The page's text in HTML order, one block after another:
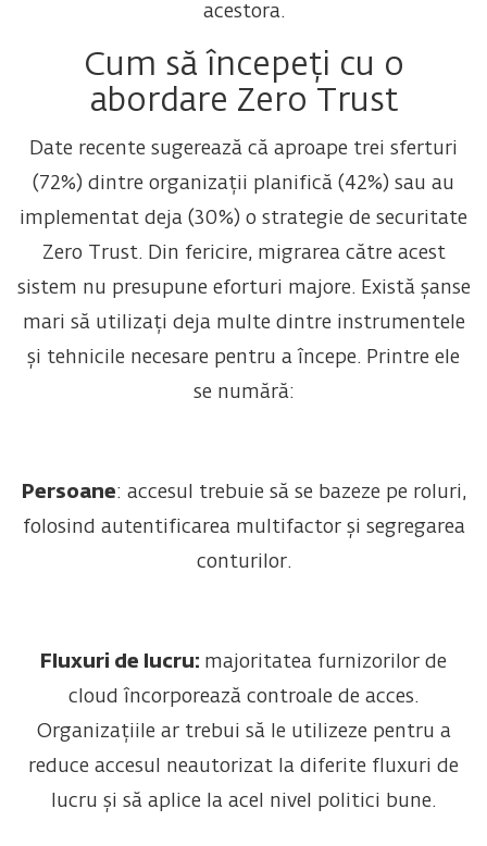
acestora.
Cum să începeți cu o
abordare Zero Trust
Date recente sugerează că aproape trei sferturi
(72%) dintre organizații planifică (42%) sau au
implementat deja (30%) o strategie de securitate
Zero Trust. Din fericire, migrarea către acest
sistem nu presupune eforturi majore. Există șanse
mari să utilizați deja multe dintre instrumentele
și tehnicile necesare pentru a începe. Printre ele
se numără:
Persoane: accesul trebuie să se bazeze pe roluri,
folosind autentificarea multifactor și segregarea
conturilor.
Fluxuri de lucru: majoritatea furnizorilor de
cloud încorporează controale de acces.
Organizațiile ar trebui să le utilizeze pentru a
reduce accesul neautorizat la diferite fluxuri de
lucru și să aplice la acel nivel politici bune.